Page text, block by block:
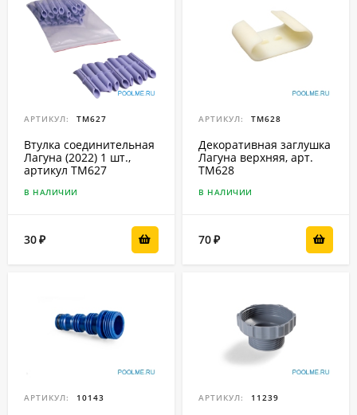
АРТИКУЛ: ТМ627
Втулка соединительная
Лагуна (2022) 1 шт.,
артикул ТМ627
В НАЛИЧИИ
30₽
АРТИКУЛ: ТМ628
Декоративная заглушка
Лагуна верхняя, арт.
ТМ628
В НАЛИЧИИ
70₽
АРТИКУЛ: 10143 АРТИКУЛ: 11239